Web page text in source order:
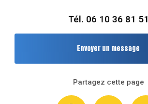
Tél. 06 10 36 81 51
Envoyer un message
Partagez cette page
Facebook